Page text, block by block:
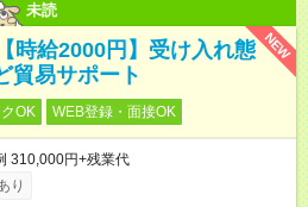
未読
NEW
時給2000円】受け入れ態
貿易サポート
OK WEB登録・面接OK
310,000円+残業代
り